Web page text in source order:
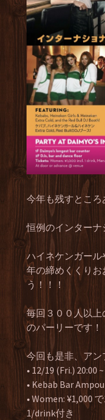
今年も残すところ
恒例のインター
ハイネケンガール
年の締めくくりお
う！！！
毎回３００人以
のパーリーです！
今回も是非、アン
• 12/19 (Fri.) 20:00 ~
• Kebab Bar
• Women: ¥1,000
1/drink付き